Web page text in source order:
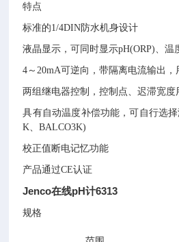
特点
标准的1/4DIN防水机身设计
液晶显示，可同时显示pH(ORP)、温
4～20mA可逆向，带隔离电流输出，
两组继电器控制，控制点、迟滞宽度
具有自动温度补偿功能，可自行选
K、BALCO3K)
校正值断电记忆功能
产品通过CE认证
Jenco在线pH计6313
规格